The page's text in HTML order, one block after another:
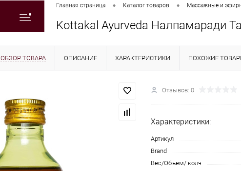
Главная страница • Каталог товаров • Массажные и
Kottakal Ayurveda Налпамаради
ОБЗОР ТОВАРА ОПИСАНИЕ ХАРАКТЕРИСТИКИ ПОХОЖИЕ
Отзывов: 0
Характеристики:
Артикул
Brand
Вес/Объем/ колч